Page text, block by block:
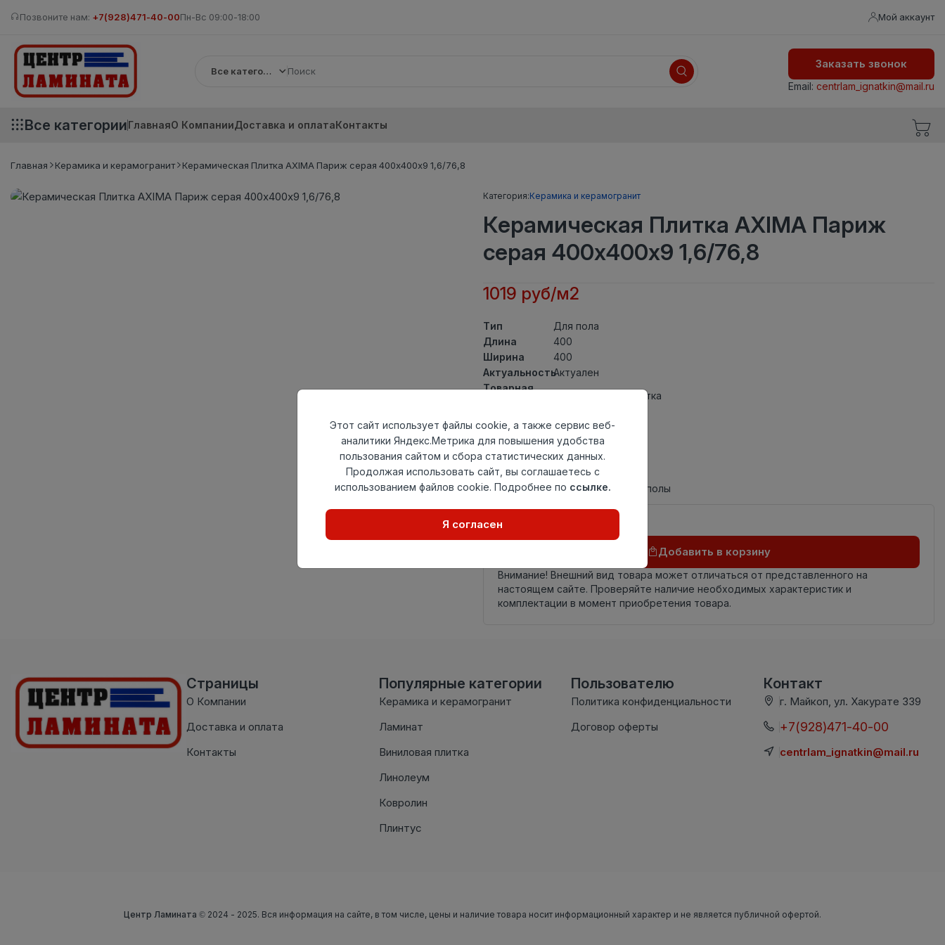
Позвоните нам: +7(928)471-40-00Пн-Вс 09:00-18:00 Мой аккаунт
Все категории
Заказать звонок
Email: centrlam_ignatkin@mail.ru
Все категорииГлавнаяО КомпанииДоставка и оплатаКонтакты
Главная Керамика и керамогранит Керамическая Плитка AXIMA Париж серая 400х400х9 1,6/76,8
Категория:Керамика и керамогранит
Керамическая Плитка AXIMA Париж
серая 400х400х9 1,6/76,8
1019 руб/м2
Тип
Для пола
Длина
400
Ширина
400
АктуальностьАктуален
Товарная
Керамическая Плитка
Толщина
Поверхность
матовая
Страна
происхождения
Россия
Номер
комплекта
Неколлекционные полы
Осталось
Добавить в корзину
Внимание! Внешний вид товара может отличаться от представленного на
настоящем сайте. Проверяйте наличие необходимых характеристик и
комплектации в момент приобретения товара.
Страницы
О Компании
Доставка и оплата
Контакты
Популярные категории
Керамика и керамогранит
Ламинат
Виниловая плитка
Линолеум
Ковролин
Плинтус
Пользователю
Политика конфиденциальности
Договор оферты
Контакт
г. Майкоп, ул. Хакурате 339
+7(928)471-40-00
centrlam_ignatkin@mail.ru
Центр Ламината © 2024 - 2025. Вся информация на сайте, в том числе, цены и наличие товара носит информационный характер и не является публичной офертой.
Этот сайт использует файлы cookie, а также сервис веб-
аналитики Яндекс.Метрика для повышения удобства
пользования сайтом и сбора статистических данных.
Продолжая использовать сайт, вы соглашаетесь с
использованием файлов cookie. Подробнее по ссылке.
Я согласен